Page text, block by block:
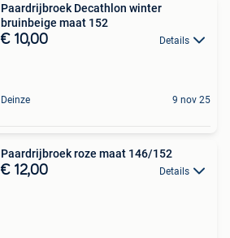
Paardrijbroek Decathlon winter
bruinbeige maat 152
€ 10,00 Details
Deinze 9 nov 25
Paardrijbroek roze maat 146/152
€ 12,00 Details